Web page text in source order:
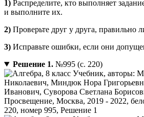
1) Распределите, кто выполняет
и выполните их.
2) Проверьте друг у друга, правильно
3) Исправьте ошибки, если они
Решение 1.№995 (с. 220)